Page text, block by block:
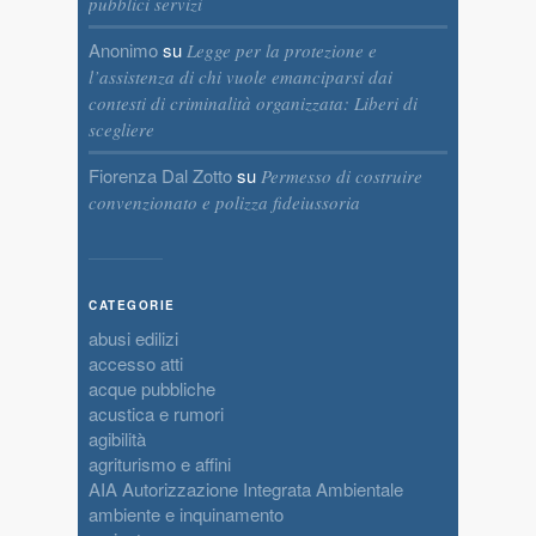
Anonimosu Legge per la protezione e
l’assistenza di chi vuole emanciparsi dai
contesti di criminalità organizzata: Liberi di
scegliere
Fiorenza Dal Zottosu Permesso di costruire
convenzionato e polizza fideiussoria
CATEGORIE
abusi edilizi
accesso atti
acque pubbliche
acustica e rumori
agibilità
agriturismo e affini
AIA Autorizzazione Integrata Ambientale
ambiente e inquinamento